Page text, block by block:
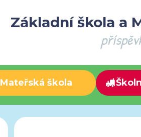
Základní škola a
Mateřská škola